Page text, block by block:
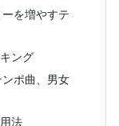
を増やすテ
ング
ポ曲、男女
法